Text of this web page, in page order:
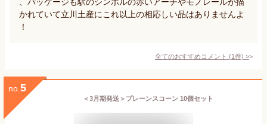
かれていて立川土産にこれ以上の相応しい品はありませんよ
！
全てのおすすめコメント (1件) >
no. 5
＜3月期発送＞プレーンスコーン 10個セット